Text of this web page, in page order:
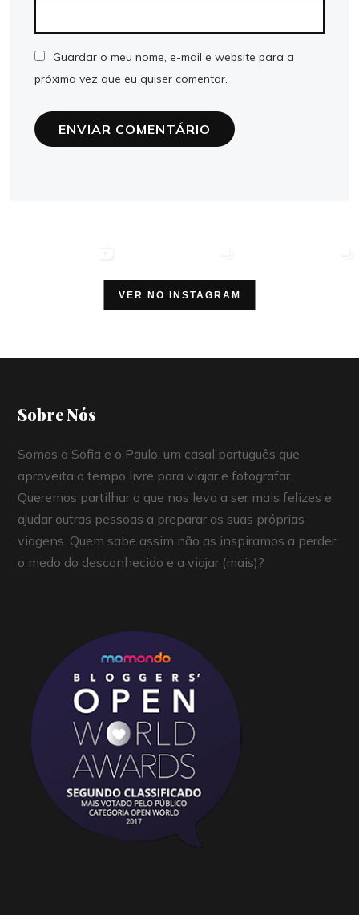
Guardar o meu nome, e-mail e website para a
próxima vez que eu quiser comentar.
VER NO INSTAGRAM
Sobre Nós
Somos a Sofia e o Paulo, um casal português que
aproveita o tempo livre para viajar e fotografar.
Queremos partilhar o que nos leva a ser mais felizes e
ajudar outras pessoas a preparar as suas próprias
viagens. Quem sabe assim não as inspiramos a perder
o medo do desconhecido e a viajar (mais)?